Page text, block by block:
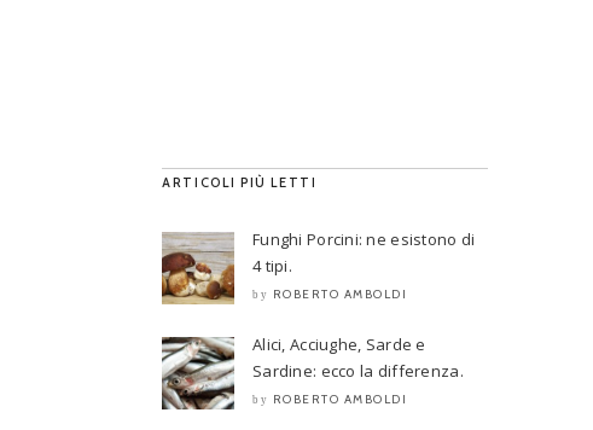
ARTICOLI PIÙ LETTI
Funghi Porcini: ne esistono di
4 tipi.
by ROBERTO AMBOLDI
Alici, Acciughe, Sarde e
Sardine: ecco la differenza.
by ROBERTO AMBOLDI